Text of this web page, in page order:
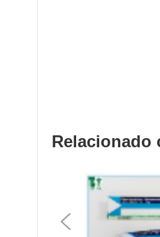
Relacionado